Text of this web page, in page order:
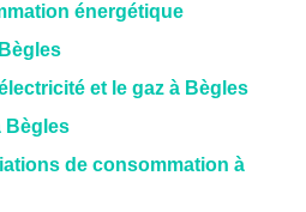
énergétique
et le gaz à Bègles
Bègles
de consommation à